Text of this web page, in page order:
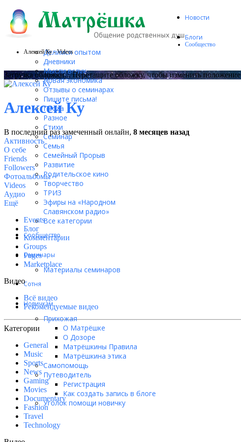
Новости
Блоги
Делимся опытом
Дневники
Мысли вслух
Новая экономика
Отзывы о семинарах
Пишите письма!
Проза
Разное
Стихи
Семинар
Семья
Семейный Прорыв
Развитие
Родительское кино
Творчество
ТРИЗ
Эфиры на «Народном
Славянском радио»
Все категории
Сообщество
Семинары
Материалы семинаров
Сотня
Новичкам
Прихожая
О Матрёшке
О Дозоре
Матрёшкины Правила
Матрёшкина этика
Самопомощь
Путеводитель
Регистрация
Как создать запись в блоге
Уголок помощи новичку
Сообщество
Алексей Ку - Videos
Загрузка обложки... Перетащите обложку, чтобы изменить положение
Алексей Ку
В последний раз замеченный онлайн, 8 месяцев назад
Активность
О себе
Friends
Followers
Фотоальбомы
Videos
Аудио
Ещё
Events
Блог
Комментарии
Groups
Pages
Marketplace
Видео
Всё видео
Рекомендуемые видео
Категории
General
Music
Sports
News
Gaming
Movies
Documentary
Fashion
Travel
Technology